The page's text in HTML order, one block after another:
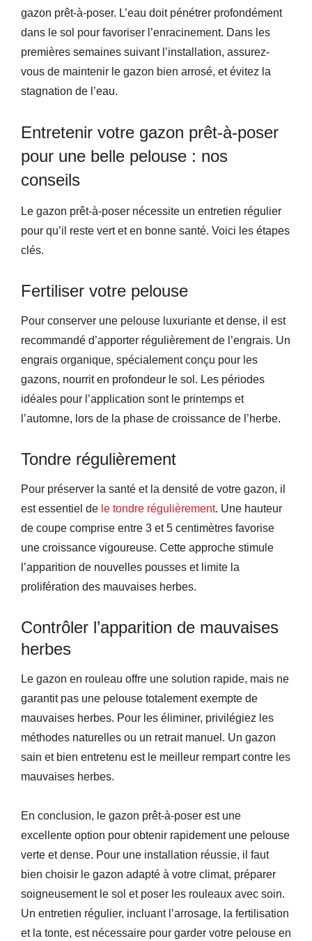
gazon prêt-à-poser. L’eau doit pénétrer profondément
dans le sol pour favoriser l’enracinement. Dans les
premières semaines suivant l’installation, assurez-
vous de maintenir le gazon bien arrosé, et évitez la
stagnation de l’eau.
Entretenir votre gazon prêt-à-poser
pour une belle pelouse : nos
conseils
Le gazon prêt-à-poser nécessite un entretien régulier
pour qu’il reste vert et en bonne santé. Voici les étapes
clés.
Fertiliser votre pelouse
Pour conserver une pelouse luxuriante et dense, il est
recommandé d’apporter régulièrement de l’engrais. Un
engrais organique, spécialement conçu pour les
gazons, nourrit en profondeur le sol. Les périodes
idéales pour l’application sont le printemps et
l’automne, lors de la phase de croissance de l’herbe.
Tondre régulièrement
Pour préserver la santé et la densité de votre gazon, il
est essentiel de le tondre régulièrement. Une hauteur
de coupe comprise entre 3 et 5 centimètres favorise
une croissance vigoureuse. Cette approche stimule
l’apparition de nouvelles pousses et limite la
prolifération des mauvaises herbes.
Contrôler l’apparition de mauvaises
herbes
Le gazon en rouleau offre une solution rapide, mais ne
garantit pas une pelouse totalement exempte de
mauvaises herbes. Pour les éliminer, privilégiez les
méthodes naturelles ou un retrait manuel. Un gazon
sain et bien entretenu est le meilleur rempart contre les
mauvaises herbes.
En conclusion, le gazon prêt-à-poser est une
excellente option pour obtenir rapidement une pelouse
verte et dense. Pour une installation réussie, il faut
bien choisir le gazon adapté à votre climat, préparer
soigneusement le sol et poser les rouleaux avec soin.
Un entretien régulier, incluant l’arrosage, la fertilisation
et la tonte, est nécessaire pour garder votre pelouse en